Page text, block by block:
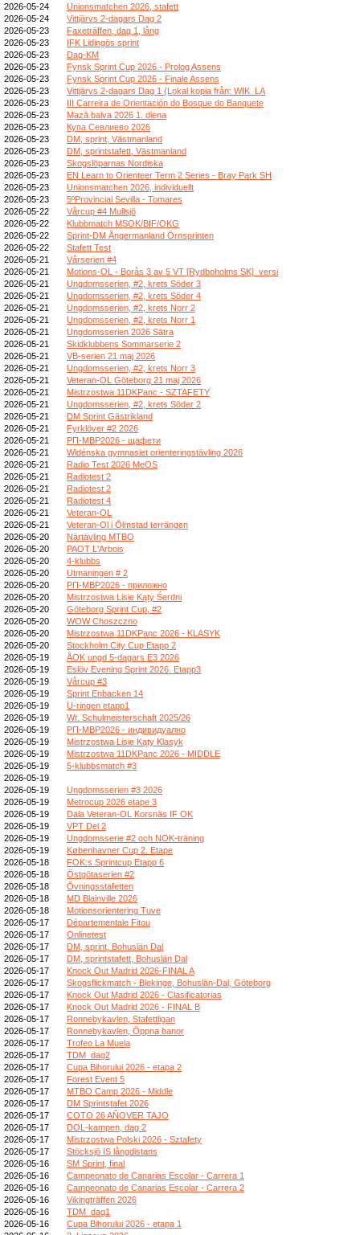
2026-05-24
Unionsmatchen 2026, stafett
2026-05-24
Vittjärvs 2-dagars Dag 2
2026-05-23
Faxeträffen, dag 1, lång
2026-05-23
IFK Lidingös sprint
2026-05-23
Dag-KM
2026-05-23
Fynsk Sprint Cup 2026 - Prolog Assens
2026-05-23
Fynsk Sprint Cup 2026 - Finale Assens
2026-05-23
Vittjärvs 2-dagars Dag 1 (Lokal kopia från: WIK_LA
2026-05-23
III Carreira de Orientación do Bosque do Banquete
2026-05-23
Mazā balva 2026 1. diena
2026-05-23
Купа Севлиево 2026
2026-05-23
DM, sprint, Västmanland
2026-05-23
DM, sprintstafett, Västmanland
2026-05-23
Skogslöparnas Nordiska
2026-05-23
EN Learn to Orienteer Term 2 Series - Bray Park SH
2026-05-23
Unionsmatchen 2026, individuellt
2026-05-23
5ºProvincial Sevilla - Tomares
2026-05-22
Vårcup #4 Mullsjö
2026-05-22
Klubbmatch MSOK/BIF/OKG
2026-05-22
Sprint-DM Ångermanland Örnsprinten
2026-05-22
Stafett Test
2026-05-21
Vårserien #4
2026-05-21
Motions-OL - Borås 3 av 5 VT [Rydboholms SK]_versi
2026-05-21
Ungdomsserien, #2, krets Söder 3
2026-05-21
Ungdomsserien, #2, krets Söder 4
2026-05-21
Ungdomsserien, #2, krets Norr 2
2026-05-21
Ungdomsserien, #2, krets Norr 1
2026-05-21
Ungdomsserien 2026 Sätra
2026-05-21
Skidklubbens Sommarserie 2
2026-05-21
VB-serien 21 maj 2026
2026-05-21
Ungdomsserien, #2, krets Norr 3
2026-05-21
Veteran-OL Göteborg 21 maj 2026
2026-05-21
Mistrzostwa 11DKPanc - SZTAFETY
2026-05-21
Ungdomsserien, #2, krets Söder 2
2026-05-21
DM Sprint Gästrikland
2026-05-21
Fyrklöver #2 2026
2026-05-21
РП-МВР2026 - щафети
2026-05-21
Widénska gymnasiet orienteringstävling 2026
2026-05-21
Radio Test 2026 MeOS
2026-05-21
Radiotest 2
2026-05-21
Radiotest 2
2026-05-21
Radiotest 4
2026-05-21
Veteran-OL
2026-05-21
Veteran-Ol i Ölmstad terrängen
2026-05-20
Närtävling MTBO
2026-05-20
PAOT L'Arbois
2026-05-20
4-klubbs
2026-05-20
Utmaningen # 2
2026-05-20
РП-МВР2026 - приложно
2026-05-20
Mistrzostwa Lisie Kąty Śerdni
2026-05-20
Göteborg Sprint Cup, #2
2026-05-20
WOW Choszczno
2026-05-20
Mistrzostwa 11DKPanc 2026 - KLASYK
2026-05-20
Stockholm City Cup Etapp 2
2026-05-19
ÅOK ungd 5-dagars E3 2026
2026-05-19
Eslöv Evening Sprint 2026. Etapp3
2026-05-19
Vårcup #3
2026-05-19
Sprint Enbacken 14
2026-05-19
U-ringen etapp1
2026-05-19
Wr. Schulmeisterschaft 2025/26
2026-05-19
РП-МВР2026 - индивидуално
2026-05-19
Mistrzostwa Lisie Kąty Klasyk
2026-05-19
Mistrzostwa 11DKPanc 2026 - MIDDLE
2026-05-19
5-klubbsmatch #3
2026-05-19
2026-05-19
Ungdomsserien #3 2026
2026-05-19
Metrocup 2026 etape 3
2026-05-19
Dala Veteran-OL Korsnäs IF OK
2026-05-19
VPT Del 2
2026-05-19
Ungdomsserie #2 och NOK-träning
2026-05-19
Københavner Cup 2. Etape
2026-05-18
FOK:s Sprintcup Etapp 6
2026-05-18
Östgötaserien #2
2026-05-18
Övningsstafetten
2026-05-18
MD Blainville 2026
2026-05-18
Motionsorientering Tuve
2026-05-17
Départementale Fitou
2026-05-17
Onlinetest
2026-05-17
DM, sprint, Bohuslän Dal
2026-05-17
DM, sprintstafett, Bohuslän Dal
2026-05-17
Knock Out Madrid 2026-FINAL A
2026-05-17
Skogsflickmatch - Blekinge, Bohuslän-Dal, Göteborg
2026-05-17
Knock Out Madrid 2026 - Clasificatorias
2026-05-17
Knock Out Madrid 2026 - FINAL B
2026-05-17
Ronnebykavlen, Stafettligan
2026-05-17
Ronnebykavlen, Öppna banor
2026-05-17
Trofeo La Muela
2026-05-17
TDM_dag2
2026-05-17
Cupa Bihorului 2026 - etapa 2
2026-05-17
Forest Event 5
2026-05-17
MTBO Camp 2026 - Middle
2026-05-17
DM Sprintstafet 2026
2026-05-17
COTO 26 AÑOVER TAJO
2026-05-17
DOL-kampen, dag 2
2026-05-17
Mistrzostwa Polski 2026 - Sztafety
2026-05-17
Stöcksjö IS långdistans
2026-05-16
SM Sprint, final
2026-05-16
Campeonato de Canarias Escolar - Carrera 1
2026-05-16
Campeonato de Canarias Escolar - Carrera 2
2026-05-16
Vikingträffen 2026
2026-05-16
TDM_dag1
2026-05-16
Cupa Bihorului 2026 - etapa 1